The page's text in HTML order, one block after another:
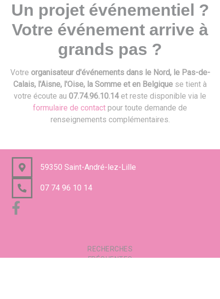
Un projet événementiel ?
Votre événement arrive à
grands pas ?
Votre organisateur d'événements dans le Nord, le Pas-de-
Calais, l'Aisne, l'Oise, la Somme et en Belgique se tient à
votre écoute au 07.74.96.10.14et reste disponible via le
formulaire de contact pour toute demande de
renseignements complémentaires.
59350 Saint-André-lez-Lille
07 74 96 10 14
RECHERCHES
FRÉQUENTES